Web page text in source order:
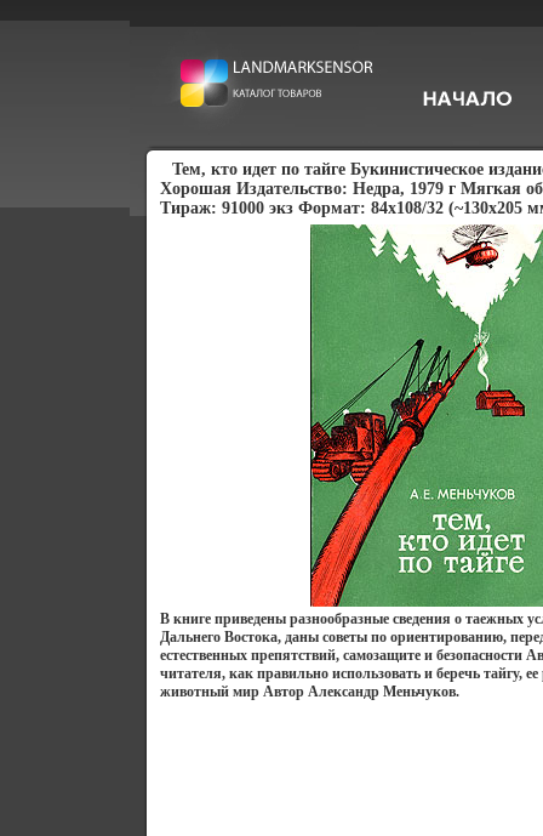
Тем, кто идет по тайге Букинистическое
Хорошая Издательство: Недра, 1979 г Мягкая
Тираж: 91000 экз Формат: 84x108/32 (~130х205
В книге приведены разнообразные сведения о таежных
Дальнего Востока, даны советы по ориентированию,
естественных препятствий, самозащите и безопасности
читателя, как правильно использовать и беречь тайгу,
животный мир Автор Александр Меньчуков.